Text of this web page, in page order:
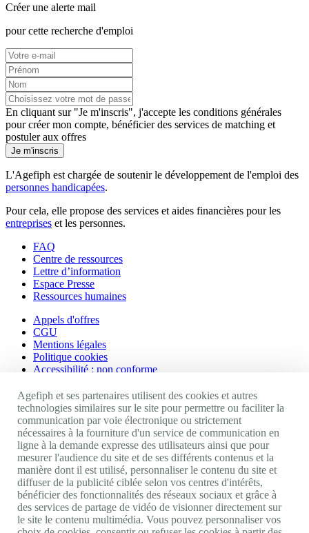
Créer une alerte mail
pour cette recherche d'emploi
En cliquant sur "Je m'inscris", j'accepte les conditions générales
pour créer mon compte, bénéficier des services de matching et
postuler aux offres
Je m'inscris
L'Agefiph est chargée de soutenir le développement de l'emploi des
personnes handicapées.
Pour cela, elle propose des services et aides financières pour les
entreprises et les personnes.
FAQ
Centre de ressources
Lettre d’information
Espace Presse
Ressources humaines
Appels d'offres
CGU
Mentions légales
Politique cookies
Accessibilité : non conforme
Nos autres sites
Site portail Agefiph
Activateur de progrès
Handinnov
Innovation et recherche
Université du RRH
Service AppuiPro
Nous suivre
Agefiph et ses partenaires utilisent des cookies et autres
technologies similaires sur le site pour permettre ou faciliter la
communication par voie électronique ou strictement
nécessaires à la fourniture d'un service de communication en
ligne à la demande expresse des utilisateurs ainsi que pour
mesurer l'audience du site et de ses différents contenus et la
manière dont il est utilisé, personnaliser le contenu du site et
diffuser de la publicité ciblée selon vos centres d'intérêts,
bénéficier des fonctionnalités des réseaux sociaux et grâce à
des services de partage de vidéo de visionner directement sur
le site le contenu multimédia. Vous pouvez personnaliser vos